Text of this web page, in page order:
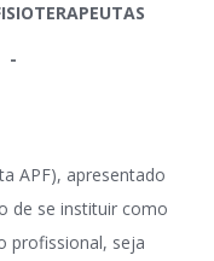
-
APF), apresentado
de se instituir como
profissional, seja